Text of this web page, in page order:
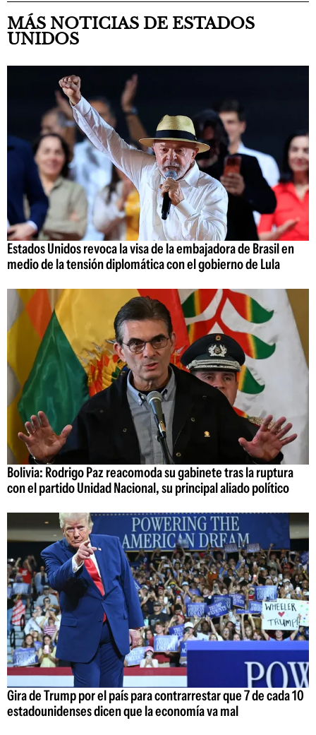
MÁS NOTICIAS DE ESTADOS
UNIDOS
Estados Unidos revoca la visa de la embajadora de Brasil en
medio de la tensión diplomática con el gobierno de Lula
Bolivia: Rodrigo Paz reacomoda su gabinete tras la ruptura
con el partido Unidad Nacional, su principal aliado político
Gira de Trump por el país para contrarrestar que 7 de cada 10
estadounidenses dicen que la economía va mal